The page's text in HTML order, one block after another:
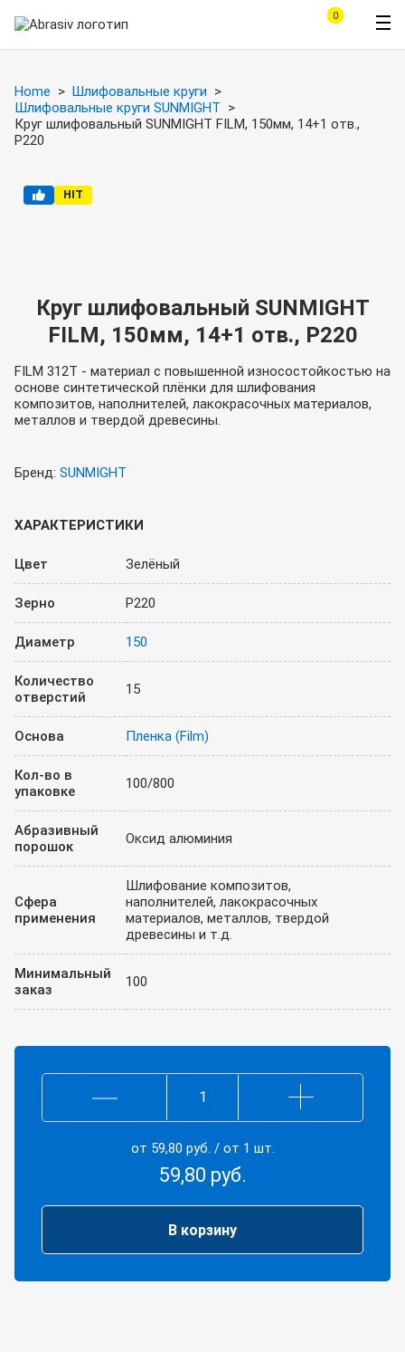
0
Home
Шлифовальные круги
Шлифовальные круги SUNMIGHT
Круг шлифовальный SUNMIGHT FILM, 150мм, 14+1 отв.,
Р220
HIT
Круг шлифовальный SUNMIGHT
FILM, 150мм, 14+1 отв., Р220
FILM 312T - материал с повышенной износостойкостью на
основе синтетической плёнки для шлифования
композитов, наполнителей, лакокрасочных материалов,
металлов и твердой древесины.
Бренд: SUNMIGHT
ХАРАКТЕРИСТИКИ
Цвет Зелёный
Зерно P220
Диаметр 150
Количество
отверстий
15
Основа Пленка (Film)
Кол-во в
упаковке
100/800
Абразивный
порошок
Оксид алюминия
Сфера
применения
Шлифование композитов,
наполнителей, лакокрасочных
материалов, металлов, твердой
древесины и т.д.
Минимальный
заказ
100
отв.,
от 59,80 руб. / от 1 шт.
59,80 руб.
В корзину